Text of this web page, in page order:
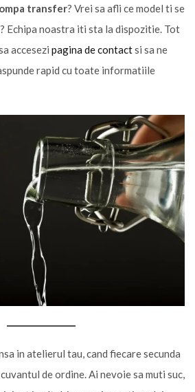
transfer? Vrei sa afli ce model ti se
Echipa noastra iti sta la dispozitie. Tot
accesezi pagina de contactsi sa ne
rapid cu toate informatiile
in atelierul tau, cand fiecare secunda
de ordine. Ai nevoie sa muti suc,